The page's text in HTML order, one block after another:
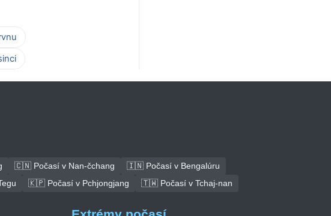
🇨🇳 Počasí v Nan-čchang
🇮🇳 Počasí v Bengalúru
🇰🇵 Počasí v Pchjongjang 🇹🇼 Počasí v Tchaj-nan